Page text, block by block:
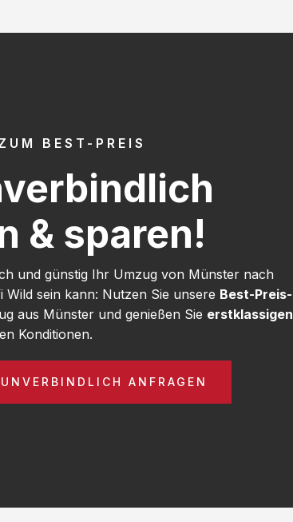
BEST-PREIS
& sparen!
und günstig Ihr Umzug von Münster nach
sein kann: Nutzen Sie unsere Best-Preis-
aus Münster und genießen Sie erstklassigen
Konditionen.
ANFRAGEN